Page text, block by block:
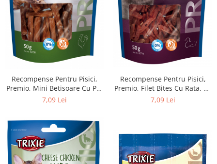
Recompense Pentru Pisici,
Premio, Mini Betisoare Cu Pui
Si Orez, 50 g 42708
7,09 Lei
Recompense Pentru Pisici,
Premio, Filet Bites Cu Rata, 50
g 42716
7,09 Lei